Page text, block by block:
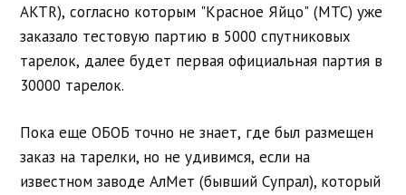
AKTR), согласно которым "Красное Яйцо" (МТС) уже
заказало тестовую партию в 5000спутниковых
тарелок, далее будет первая официальная партия в
30000 тарелок.
Пока еще ОБОБ точно не знает, где был размещен
заказ на тарелки, но не удивимся, если на
известном заводе АлМет (бывший Супрал), который